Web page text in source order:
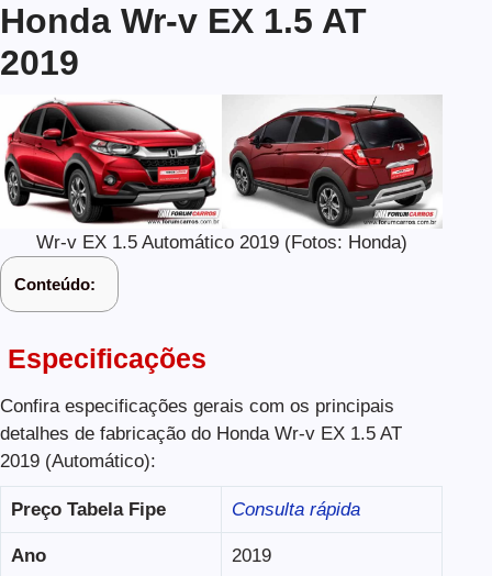
Honda Wr-v EX 1.5 AT
2019
Wr-v EX 1.5 Automático 2019 (Fotos: Honda)
Conteúdo:
Especificações
Confira especificações gerais com os principais
detalhes de fabricação do Honda Wr-v EX 1.5 AT
2019 (Automático):
Preço Tabela Fipe Consulta rápida
Ano 2019